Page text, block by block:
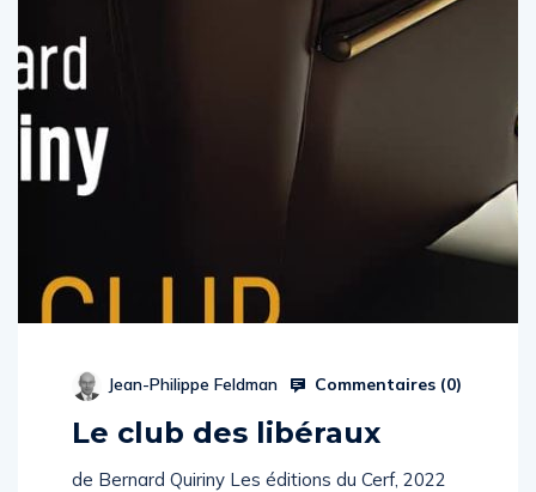
Jean-Philippe Feldman Commentaires (0)
Le club des libéraux
de Bernard Quiriny Les éditions du Cerf, 2022